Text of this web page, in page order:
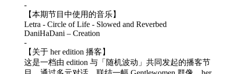
-
【本期节目中使用的音乐】
Letra - Circle of Life - Slowed and Reverbed
DaniHaDani – Creation
-
【关于 her edition 播客】
这是一档由 edition 与「随机波动」共同发起的播客节